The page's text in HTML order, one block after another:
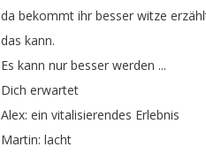
da bekommt ihr besser witze
das kann.
Es kann nur besser werden ...
Dich erwartet
Alex: ein vitalisierendes Erlebnis
Martin: lacht